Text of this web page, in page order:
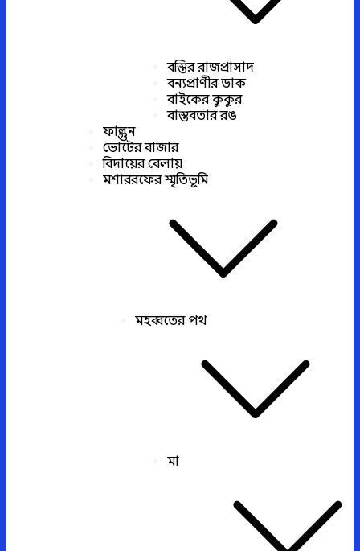
বস্তির রাজপ্রাসাদ
বন্যপ্রাণীর ডাক
বাইকের কুকুর
বাস্তবতার রঙ
ফাল্গুন
ভোটের বাজার
বিদায়ের বেলায়
মশাররফের স্মৃতিভূমি
মহব্বতের পথ
মা